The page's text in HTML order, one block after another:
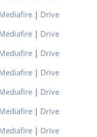
| Drive
| Drive
| Drive
| Drive
| Drive
| Drive
| Drive